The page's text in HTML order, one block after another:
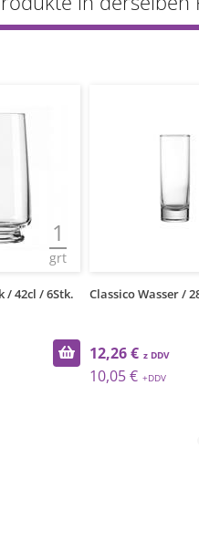
1
grt
/ 42cl / 6Stk. Classico Wasser /
12,26 €
10,05 €